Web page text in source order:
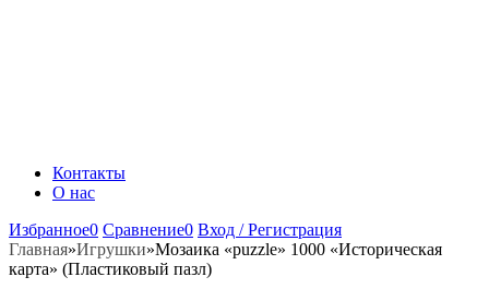
Контакты
О нас
Избранное0 Сравнение0 Вход / Регистрация
Главная»Игрушки»Мозаика «puzzle» 1000 «Историческая
карта» (Пластиковый пазл)